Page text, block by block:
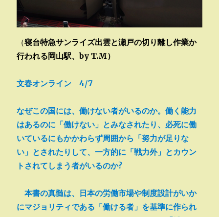
（寝台特急サンライズ出雲と瀬戸の切り離し作業か
行われる岡山駅、by T.M）
文春オンライン 4/7
なぜこの国には、働けない者がいるのか。働く能力
はあるのに「働けない」とみなされたり、必死に働
いているにもかかわらず周囲から「努力が足りな
い」とされたりして、一方的に「戦力外」とカウン
トされてしまう者がいるのか?
本書の真髄は、日本の労働市場や制度設計がいか
にマジョリティである「働ける者」を基準に作られ